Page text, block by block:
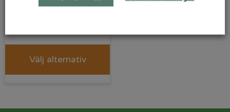
grå
Välj alternativ